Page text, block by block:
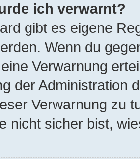
ich verwarnt?
gibt es eigene
Wenn du
Verwarnung
der Administration
Verwarnung zu
nicht sicher bist,